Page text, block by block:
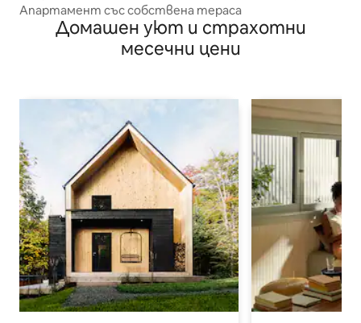
Апартамент със собствена тераса
Домашен уют и страхотни
месечни цени